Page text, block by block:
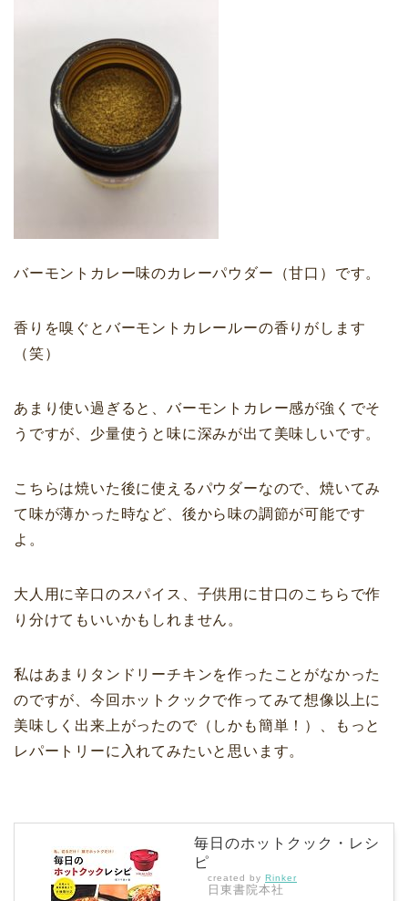
バーモントカレー味のカレーパウダー（甘口）です。
香りを嗅ぐとバーモントカレールーの香りがします
（笑）
あまり使い過ぎると、バーモントカレー感が強くでそ
うですが、少量使うと味に深みが出て美味しいです。
こちらは焼いた後に使えるパウダーなので、焼いてみ
て味が薄かった時など、後から味の調節が可能です
よ。
大人用に辛口のスパイス、子供用に甘口のこちらで作
り分けてもいいかもしれません。
私はあまりタンドリーチキンを作ったことがなかった
のですが、今回ホットクックで作ってみて想像以上に
美味しく出来上がったので（しかも簡単！）、もっと
レパートリーに入れてみたいと思います。
毎日のホットクック・レシ
ピ
created by Rinker
日東書院本社